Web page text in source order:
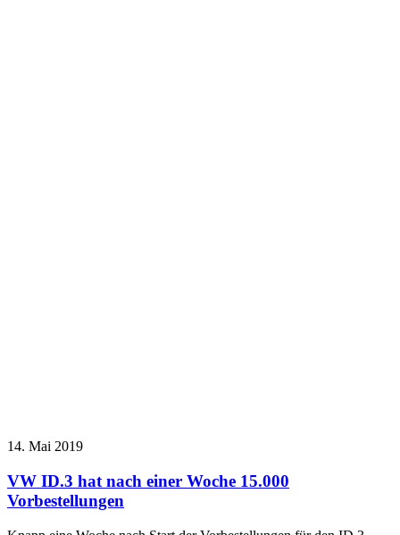
14. Mai 2019
VW ID.3 hat nach einer Woche 15.000
Vorbestellungen